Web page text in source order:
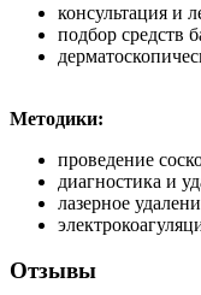
консультация и
подбор средств
Методики:
проведение
диагностика и
лазерное
Отзывы